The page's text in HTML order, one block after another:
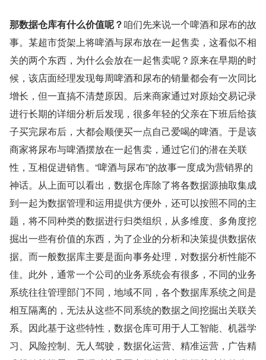
那数据仓库有什么价值呢？咱们先来说一个啤酒和尿布的故
事。某超市货架上将啤酒与尿布放在一起售卖，这看似不相
关的两个东西，为什么会放在一起售卖呢？原来在早期的时
候，该店面经理发现每周啤酒和尿布的销量都会有一次同比
增长，但一直搞不清楚原因。后来商家通过对原始交易记录
进行长期的详细分析后发现，很多年轻的父亲在下班后给孩
子买完尿布后，大都会顺便买一点自己爱喝的啤酒。于是该
商家将尿布与啤酒摆放在一起售卖，通过它们的潜在关联
性，互相促进销售。“啤酒与尿布”的故事一度成为营销界的
神话。从上面可以看出，数据仓库除了将各数据源抽取集成
到一起为数据管理和运用提供方便外，还可以按照不同的主
题，将不同种类的数据进行归类组织，从多维度、多角度挖
掘出一些有价值的东西，为了企业的分析和决策提供数据依
据。而一般数据库主要是面向事务处理，对数据分析性能不
佳。此外，通常一个公司的业务系统会有很多，不同的业务
系统往往管理部门不同，地域不同，各个数据库系统之间是
相互隔离的，无法从这些不同系统的数据之间挖掘出关联关
系。因此基于这些特性，数据仓库可用于人工智能、机器学
习、风险控制、无人驾驶，数据化运营、精准运营，广告精